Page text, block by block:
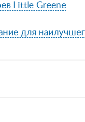
Little Greene
для